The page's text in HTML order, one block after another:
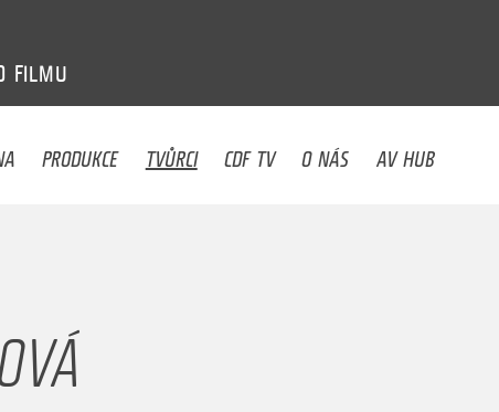
FILMU
PRODUKCE TVŮRCI CDF TV O NÁS AV HUB